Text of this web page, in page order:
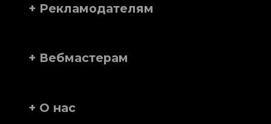
+ Рекламодателям
+ Вебмастерам
+ О нас